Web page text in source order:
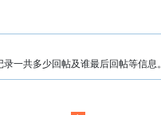
一共多少回帖及谁最后回帖等信息。